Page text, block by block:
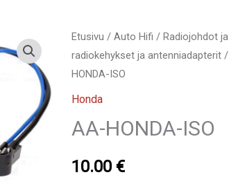
Etusivu /Auto Hifi / Radiojohdot ja
radiokehykset ja antenniadapterit /
HONDA-ISO
Honda
AA-HONDA-ISO
10.00€